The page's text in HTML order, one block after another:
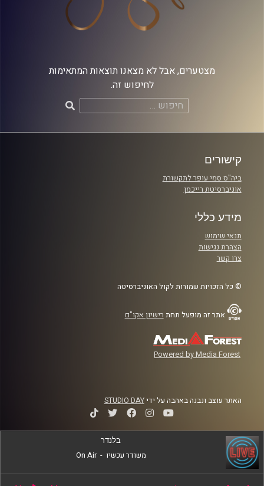
מצטערים, אבל לא מצאנו תוצאות המתאימות
לחיפוש זה.
חיפוש:
קישורים
ביה"ס סמי עופר לתקשורת
אוניברסיטת רייכמן
מידע כללי
תנאי שימוש
הצהרת נגישות
צרו קשר
© כל הזכויות שמורות לקול האוניברסיטה
אתר זה מופעל תחת רישיון אקו"ם
Powered by Media Forest
האתר עוצב ונבנה באהבה על ידיSTUDIO DAY
בלנדר
משודר עכשיו -
On Air